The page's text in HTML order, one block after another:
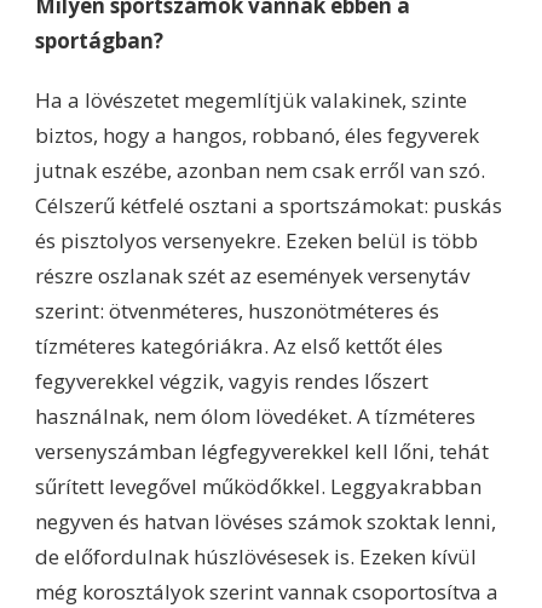
Milyen sportszámok vannak ebben a
sportágban?
Ha a lövészetet megemlítjük valakinek, szinte
biztos, hogy a hangos, robbanó, éles fegyverek
jutnak eszébe, azonban nem csak erről van szó.
Célszerű kétfelé osztani a sportszámokat: puskás
és pisztolyos versenyekre. Ezeken belül is több
részre oszlanak szét az események versenytáv
szerint: ötvenméteres, huszonötméteres és
tízméteres kategóriákra. Az első kettőt éles
fegyverekkel végzik, vagyis rendes lőszert
használnak, nem ólom lövedéket. A tízméteres
versenyszámban légfegyverekkel kell lőni, tehát
sűrített levegővel működőkkel. Leggyakrabban
negyven és hatvan lövéses számok szoktak lenni,
de előfordulnak húszlövésesek is. Ezeken kívül
még korosztályok szerint vannak csoportosítva a